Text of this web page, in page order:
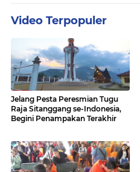
Video Terpopuler
Jelang Pesta Peresmian Tugu
Raja Sitanggang se-Indonesia,
Begini Penampakan Terakhir